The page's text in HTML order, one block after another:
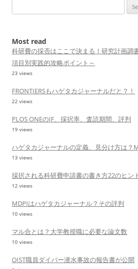
for:
Most read
科研費の採否はここで決まる！研究計画調
項目別実践的攻略ポイント～
23 views
FRONTIERSもハゲタカジャーナルだと？！
22 views
PLOS ONEのIF、採択率、査読期間、評判
19 views
ハゲタカジャーナルの定義、見分け方は？
13 views
採択される科研費申請書の書き方22のヒン
12 views
MDPIはハゲタカジャーナル？その評判
10 views
マル合とは？大学教授職に必要な論文数
10 views
OIST職員ダイバー潜水事故の報告書が公開